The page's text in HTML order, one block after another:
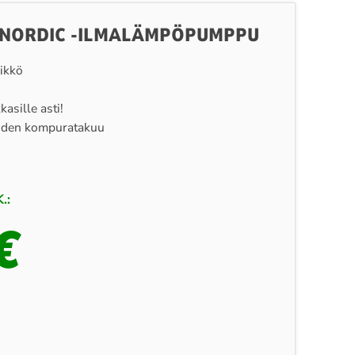
-ILMALÄMPÖPUMPPU
asti!
kompuratakuu